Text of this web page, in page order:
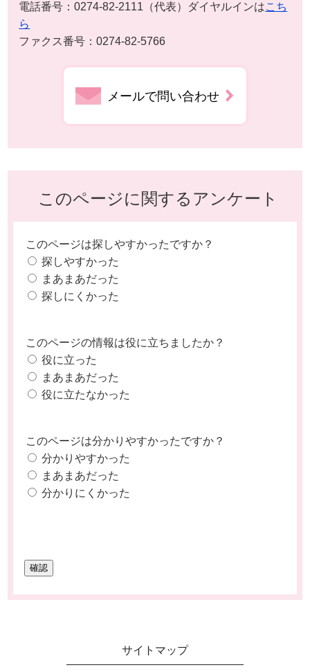
電話番号：0274-82-2111（代表）ダイヤルインはこち
ら
ファクス番号：0274-82-5766
メールで問い合わせ
このページに関するアンケート
このページは探しやすかったですか？
探しやすかった
まあまあだった
探しにくかった
このページの情報は役に立ちましたか？
役に立った
まあまあだった
役に立たなかった
このページは分かりやすかったですか？
分かりやすかった
まあまあだった
分かりにくかった
サイトマップ